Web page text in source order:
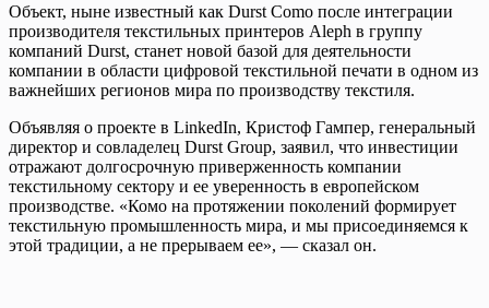
Объект, ныне известный как Durst Como после интеграции
производителя текстильных принтеров Aleph в группу
компаний Durst, станет новой базой для деятельности
компании в области цифровой текстильной печати в одном из
важнейших регионов мира по производству текстиля.
Объявляя о проекте в LinkedIn, Кристоф Гампер, генеральный
директор и совладелец Durst Group, заявил, что инвестиции
отражают долгосрочную приверженность компании
текстильному сектору и ее уверенность в европейском
производстве. «Комо на протяжении поколений формирует
текстильную промышленность мира, и мы присоединяемся к
этой традиции, а не прерываем ее», — сказал он.